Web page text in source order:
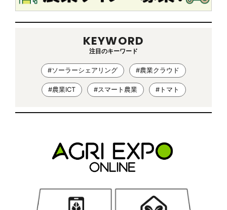
KEYWORD
注目のキーワード
#ソーラーシェアリング #農業クラウド
#農業ICT #スマート農業 #トマト